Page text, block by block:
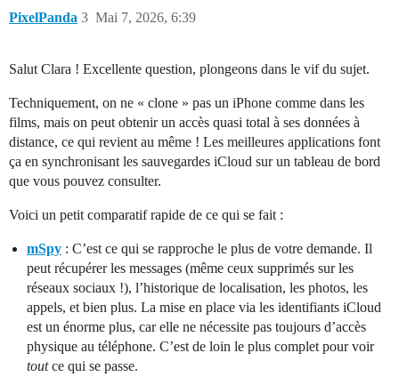
PixelPanda Mai 7, 2026, 6:39
3
Salut Clara ! Excellente question, plongeons dans le vif du sujet.
Techniquement, on ne « clone » pas un iPhone comme dans les
films, mais on peut obtenir un accès quasi total à ses données à
distance, ce qui revient au même ! Les meilleures applications font
ça en synchronisant les sauvegardes iCloud sur un tableau de bord
que vous pouvez consulter.
Voici un petit comparatif rapide de ce qui se fait :
mSpy : C’est ce qui se rapproche le plus de votre demande. Il
peut récupérer les messages (même ceux supprimés sur les
réseaux sociaux !), l’historique de localisation, les photos, les
appels, et bien plus. La mise en place via les identifiants iCloud
est un énorme plus, car elle ne nécessite pas toujours d’accès
physique au téléphone. C’est de loin le plus complet pour voir
toutce qui se passe.